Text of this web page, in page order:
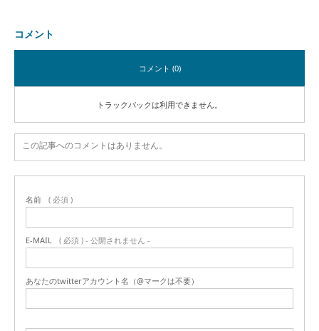
コメント
コメント (0)
トラックバックは利用できません。
この記事へのコメントはありません。
名前 ( 必須 )
E-MAIL ( 必須 ) - 公開されません -
あなたのtwitterアカウント名（@マークは不要）